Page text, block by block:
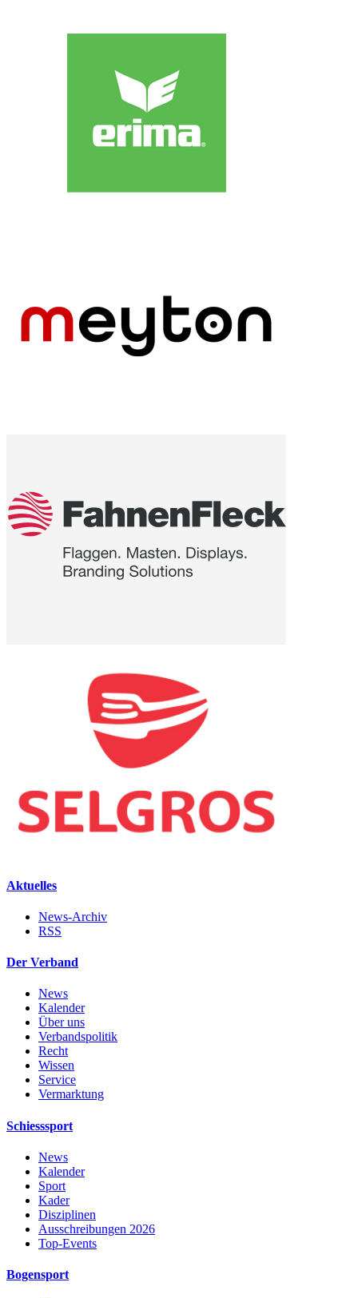
Aktuelles
News-Archiv
RSS
Der Verband
News
Kalender
Über uns
Verbandspolitik
Recht
Wissen
Service
Vermarktung
Schiesssport
News
Kalender
Sport
Kader
Disziplinen
Ausschreibungen 2026
Top-Events
Bogensport